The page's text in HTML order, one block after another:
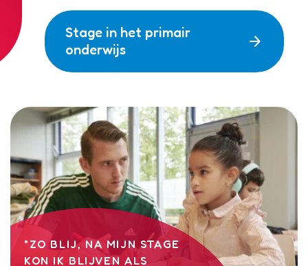
Stage in het primair
onderwijs
arrow_forward
"ZO BLIJ, NA MIJN STAGE
KON IK BLIJVEN ALS